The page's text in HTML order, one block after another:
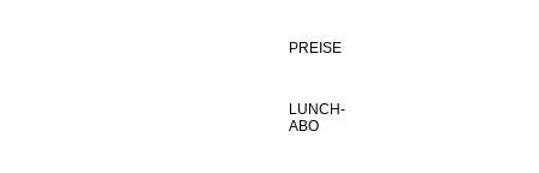
PREISE
LUNCH-
ABO